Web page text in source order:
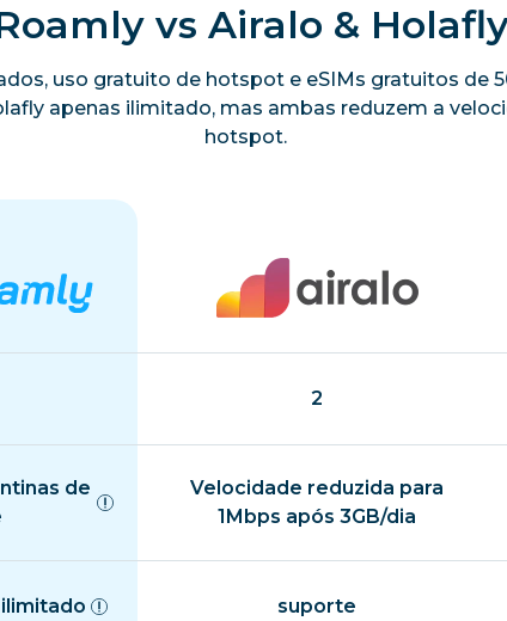
vs Airalo &
uso gratuito de hotspot e eSIMs gratuitos de
apenas ilimitado, mas ambas reduzem a
hotspot.
2
de
Velocidade reduzida para
1Mbps após 3GB/dia
suporte